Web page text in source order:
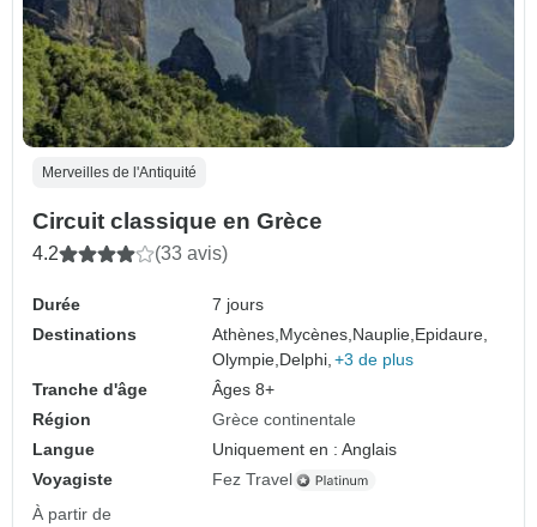
Merveilles de l'Antiquité
Circuit classique en Grèce
4.2 (33 avis)
Durée
7 jours
Destinations
Athènes,Mycènes,Nauplie,Epidaure,
Olympie,Delphi, +3 de plus
Tranche d'âge
Âges 8+
Région
Grèce continentale
Langue
Uniquement en : Anglais
Voyagiste
Fez Travel
À partir de